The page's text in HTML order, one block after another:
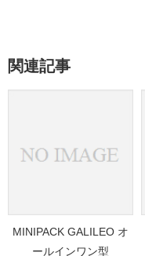
関連記事
MINIPACK GALILEO オ
ールインワン型